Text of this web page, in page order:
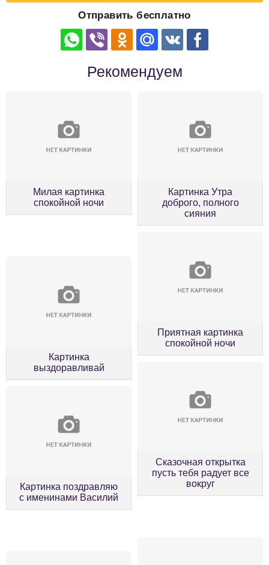
Отправить бесплатно
Рекомендуем
Милая картинка
спокойной ночи
Картинка Утра
доброго, полного
сияния
Картинка
выздоравливай
Приятная картинка
спокойной ночи
Картинка поздравляю
с именинами Василий
Сказочная открытка
пусть тебя радует все
вокруг